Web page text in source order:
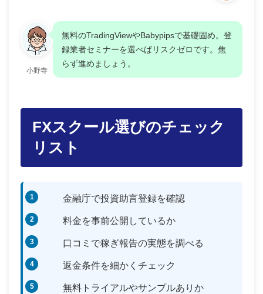
小野寺
無料のTradingViewやBabypipsで基礎固め。登
録業者セミナーを選べばリスクゼロです。焦
らず進めましょう。
FXスクール選びのチェック
リスト
金融庁で投資助言登録を確認
料金を事前公開しているか
口コミで稼ぎ報告の実態を調べる
返金条件を細かくチェック
無料トライアルやサンプルありか